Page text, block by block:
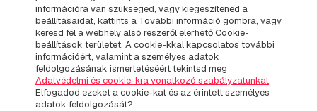
HURACAN
információra van szükséged, vagy kiegészítenéd a
beállításaidat, kattints a További információ gombra, vagy
keresd fel a webhely alsó részéről elérhető Cookie-
beállítások területet. A cookie-kkal kapcsolatos további
információért, valamint a személyes adatok
feldolgozásának ismertetéséért tekintsd meg
Adatvédelmi és cookie-kra vonatkozó szabályzatunkat.
Elfogadod ezeket a cookie-kat és az érintett személyes
adatok feldolgozását?